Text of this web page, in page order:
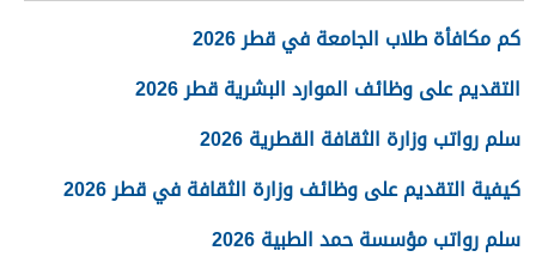
كم مكافأة طلاب الجامعة في قطر 2026
التقديم على وظائف الموارد البشرية قطر 2026
سلم رواتب وزارة الثقافة القطرية 2026
كيفية التقديم على وظائف وزارة الثقافة في قطر 2026
سلم رواتب مؤسسة حمد الطبية 2026